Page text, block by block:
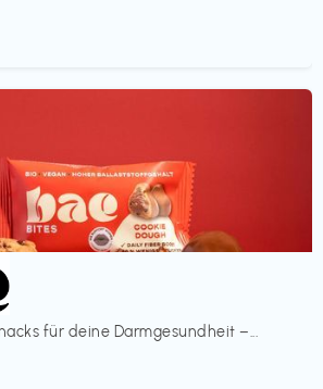
für deine Darmgesundheit –...